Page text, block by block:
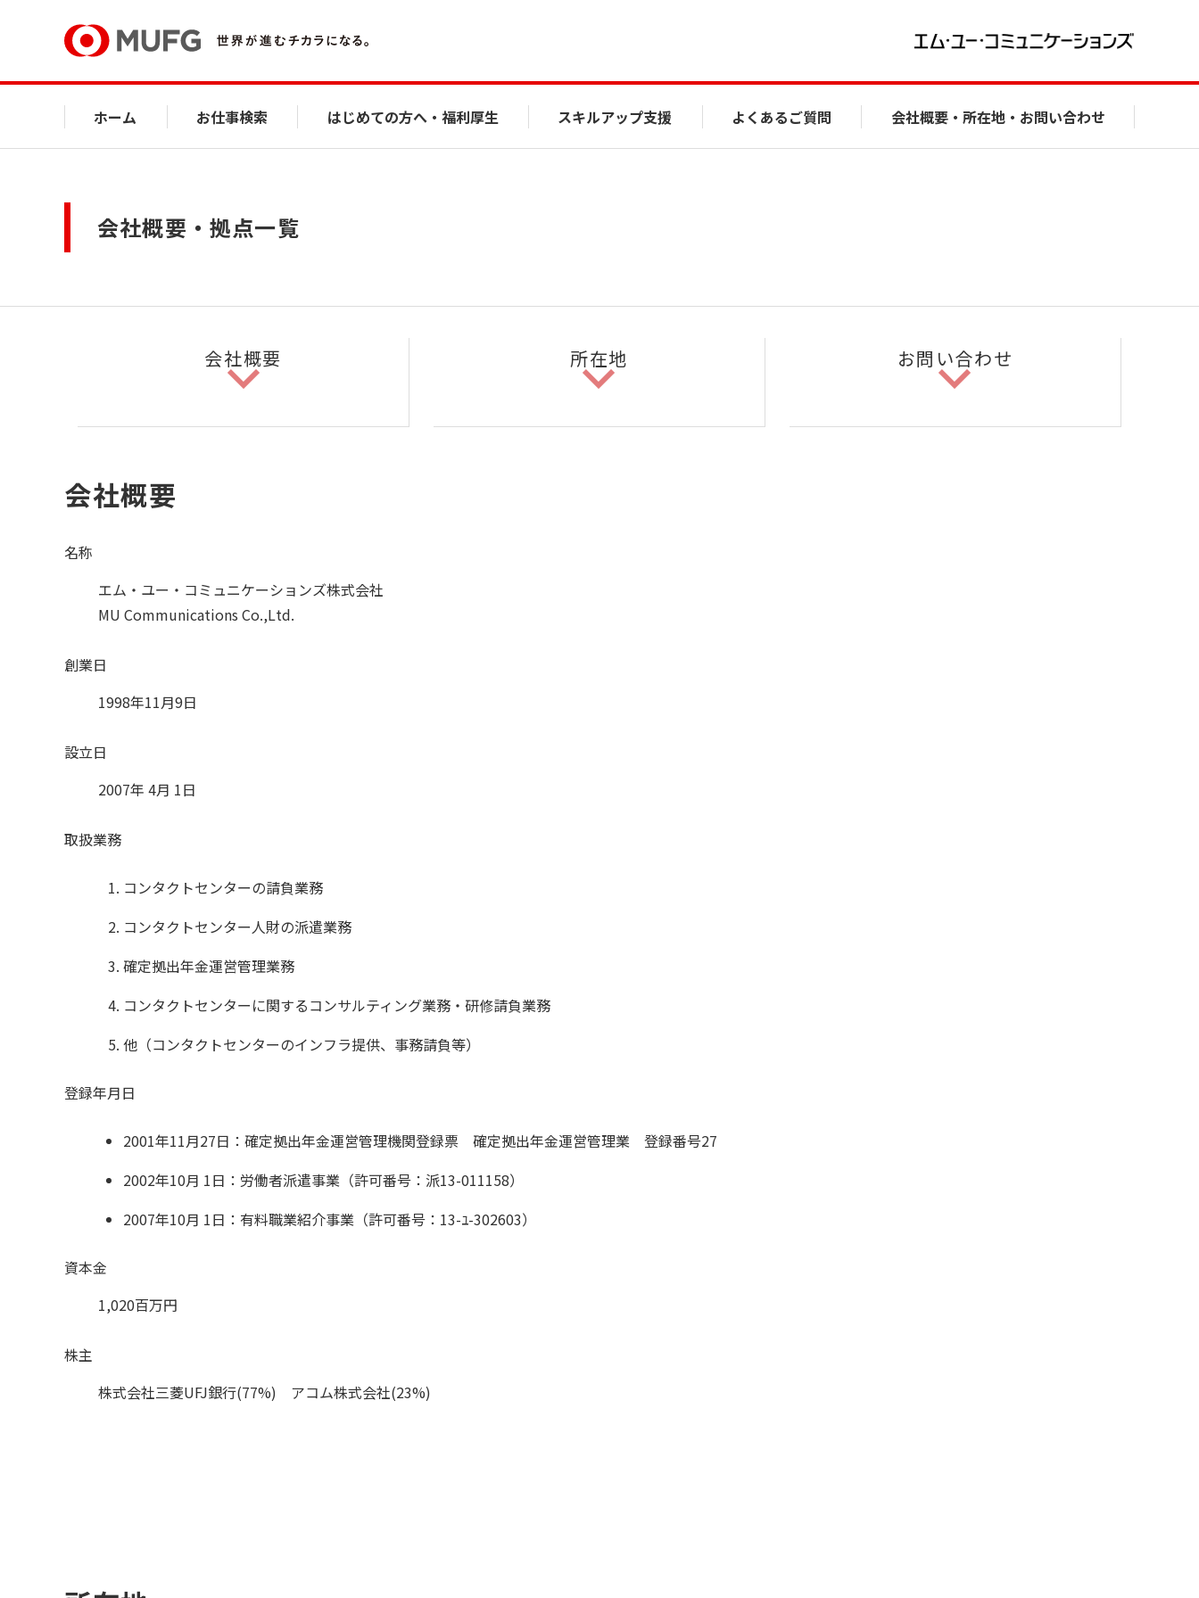
ホーム お仕事検索 はじめての方へ・福利厚生 スキルアップ支援 よくあるご質問 会社概要・所在地・お問い合わせ
会社概要・拠点一覧
会社概要 所在地 お問い合わせ
会社概要
名称
エム・ユー・コミュニケーションズ株式会社
MU Communications Co.,Ltd.
創業日
1998年11月9日
設立日
2007年 4月 1日
取扱業務
コンタクトセンターの請負業務
コンタクトセンター人財の派遣業務
確定拠出年金運営管理業務
コンタクトセンターに関するコンサルティング業務・研修請負業務
他（コンタクトセンターのインフラ提供、事務請負等）
登録年月日
2001年11月27日：確定拠出年金運営管理機関登録票 確定拠出年金運営管理業 登録番号27
2002年10月 1日：労働者派遣事業（許可番号：派13-011158）
2007年10月 1日：有料職業紹介事業（許可番号：13-ﾕ-302603）
資本金
1,020百万円
株主
株式会社三菱UFJ銀行(77%) アコム株式会社(23%)